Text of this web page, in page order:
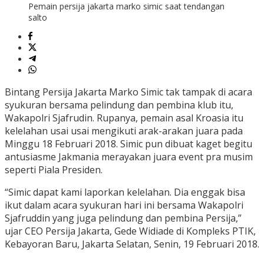
Pemain persija jakarta marko simic saat tendangan
salto
Bintang Persija Jakarta Marko Simic tak tampak di acara
syukuran bersama pelindung dan pembina klub itu,
Wakapolri Sjafrudin. Rupanya, pemain asal Kroasia itu
kelelahan usai usai mengikuti arak-arakan juara pada
Minggu 18 Februari 2018. Simic pun dibuat kaget begitu
antusiasme Jakmania merayakan juara event pra musim
seperti Piala Presiden.
“Simic dapat kami laporkan kelelahan. Dia enggak bisa
ikut dalam acara syukuran hari ini bersama Wakapolri
Sjafruddin yang juga pelindung dan pembina Persija,”
ujar CEO Persija Jakarta, Gede Widiade di Kompleks PTIK,
Kebayoran Baru, Jakarta Selatan, Senin, 19 Februari 2018.